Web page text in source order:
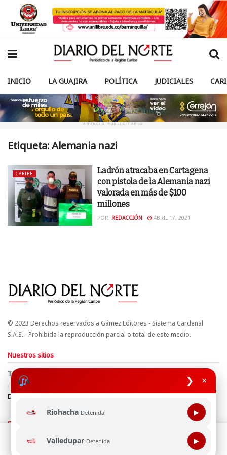
❯ ×
Riohacha Detenida ▶
Valledupar Detenida ▶
INICIO LA GUAJIRA POLÍTICA JUDICIALES
ANUNCIO PUBLICITARIO
Etiqueta:Alemania nazi
CARIBE
Ladrón atracaba en Cartagena
con pistola de la Alemania nazi
valorada en más de $100
millones
POR: REDACCIÓN ABRIL 17, 2021
© 2023 Derechos reservados a Gámez Editores - Sistema Cardenal
S.A.S. - Prohibida la reproducción parcial o total de este medio.
Nuestros sitios
Términos y Condiciones
Derechos de Autor y Propiedad Intelectual
Política de uso de cookies
Política de Tratamiento de Datos
Directrices Editoriales
Síguenos
Esta página web usa cookie para mejorar tu experiencia de
navegación, al continuar aceptas nuestra política de uso de